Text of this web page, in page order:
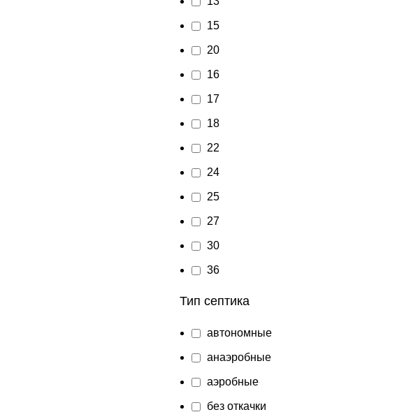
15
20
16
17
18
22
24
25
27
30
36
Тип септика
автономные
анаэробные
аэробные
без откачки